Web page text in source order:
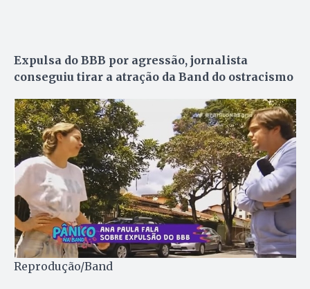
Expulsa do BBB por agressão, jornalista
conseguiu tirar a atração da Band do ostracismo
Reprodução/Band